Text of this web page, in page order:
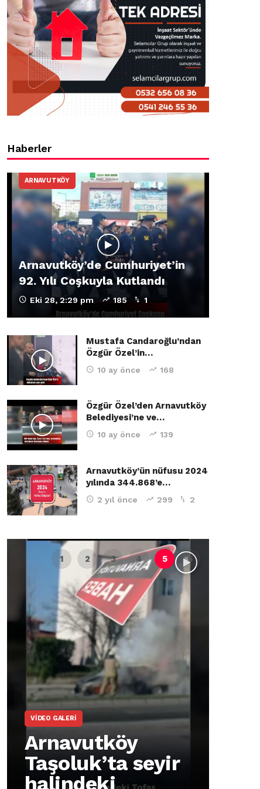
Haberler
ARNAVUTKÖY
Arnavutköy’de Cumhuriyet’in
92. Yılı Coşkuyla Kutlandı
Eki 28, 2:29 pm 185 1
Mustafa Candaroğlu’ndan
Özgür Özel’in…
10 ay önce 168
Özgür Özel’den Arnavutköy
Belediyesi’ne ve…
10 ay önce 139
Arnavutköy’ün nüfusu 2024
yılında 344.868’e…
2 yıl önce 299 2
VIDEO GALERI
Arnavutköy
Taşoluk’ta seyir
halindeki